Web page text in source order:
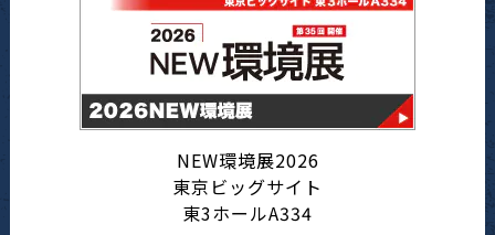
NEW環境展2026
東京ビッグサイト
東3ホールA334